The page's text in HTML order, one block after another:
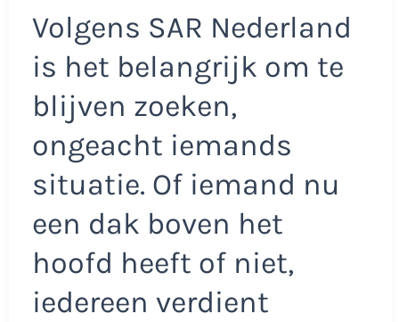
Volgens SAR Nederland
is het belangrijk om te
blijven zoeken,
ongeacht iemands
situatie. Of iemand nu
een dak boven het
hoofd heeft of niet,
iedereen verdient